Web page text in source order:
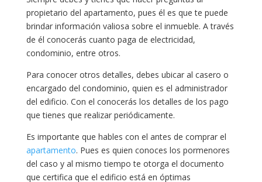
propietario del apartamento, pues él es que te puede
brindar información valiosa sobre el inmueble. A través
de él conocerás cuanto paga de electricidad,
condominio, entre otros.
Para conocer otros detalles, debes ubicar al casero o
encargado del condominio, quien es el administrador
del edificio. Con el conocerás los detalles de los pago
que tienes que realizar periódicamente.
Es importante que hables con el antes de comprar el
apartamento. Pues es quien conoces los pormenores
del caso y al mismo tiempo te otorga el documento
que certifica que el edificio está en óptimas